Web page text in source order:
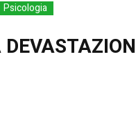
Psicologia